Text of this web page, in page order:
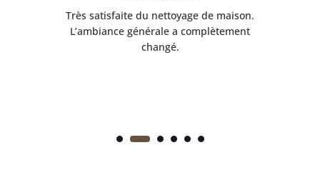
Très satisfaite du nettoyage de maison.
L’ambiance générale a complètement
changé.